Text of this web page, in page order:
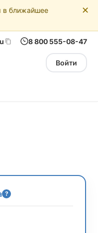
в ближайшее
✕
8 800 555-08-47
Войти
охладители)
?